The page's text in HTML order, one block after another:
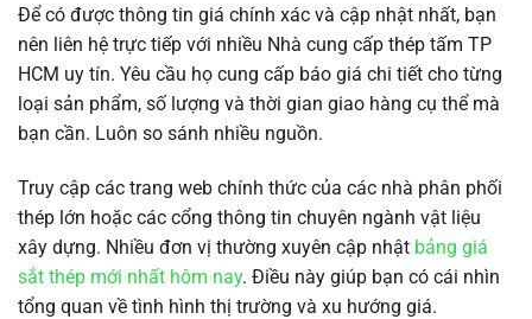
Để có được thông tin giá chính xác và cập nhật nhất, bạn
nên liên hệ trực tiếp với nhiều Nhà cung cấp thép tấm TP
HCM uy tín. Yêu cầu họ cung cấp báo giá chi tiết cho từng
loại sản phẩm, số lượng và thời gian giao hàng cụ thể mà
bạn cần. Luôn so sánh nhiều nguồn.
Truy cập các trang web chính thức của các nhà phân phối
thép lớn hoặc các cổng thông tin chuyên ngành vật liệu
xây dựng. Nhiều đơn vị thường xuyên cập nhật bảng giá
sắt thép mới nhất hôm nay. Điều này giúp bạn có cái nhìn
tổng quan về tình hình thị trường và xu hướng giá.